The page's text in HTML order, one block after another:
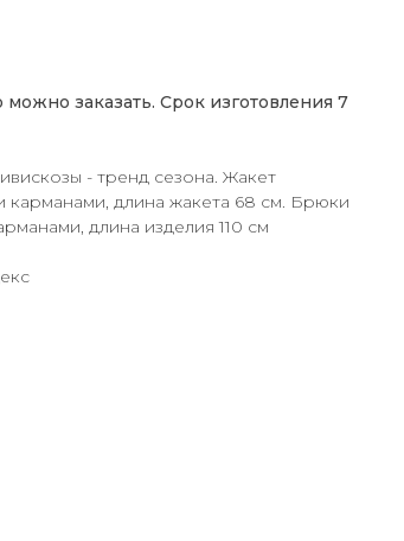
заказать. Срок изготовления 7
- тренд сезона. Жакет
длина жакета 68 см. Брюки
длина изделия 110 см